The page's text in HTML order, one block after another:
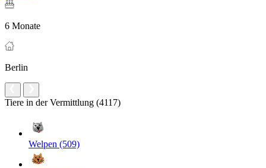
6 Monate
Berlin
Tiere in der Vermittlung (4117)
Welpen (509)